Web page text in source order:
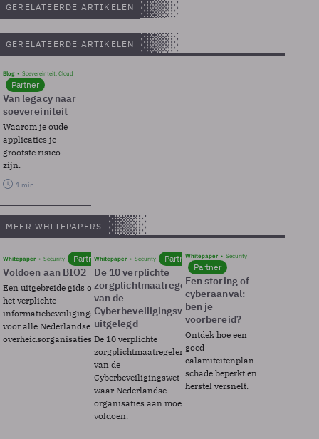
GERELATEERDE ARTIKELEN
GERELATEERDE ARTIKELEN
Blog Soevereinteit, Cloud
Partner
Van legacy naar
soevereiniteit
Waarom je oude
applicaties je
grootste risico
zijn.
1 min
MEER WHITEPAPERS
Whitepaper Security Partner
Voldoen aan BIO2
Een uitgebreide gids over BIO2,
het verplichte
informatiebeveiligingsframework
voor alle Nederlandse
overheidsorganisaties.
Whitepaper Security Partner
De 10 verplichte
zorgplichtmaatregelen
van de
Cyberbeveiligingswet
uitgelegd
De 10 verplichte
zorgplichtmaatregelen
van de
Cyberbeveiligingswet
waar Nederlandse
organisaties aan moeten
voldoen.
Whitepaper Security
Partner
Een storing of
cyberaanval:
ben je
voorbereid?
Ontdek hoe een
goed
calamiteitenplan
schade beperkt en
herstel versnelt.